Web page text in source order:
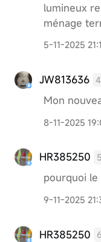
lumineux
ménage
5-11-2025
JW813636
Mon
8-11-2025
HR385250
pourquoi le
9-11-2025
HR385250